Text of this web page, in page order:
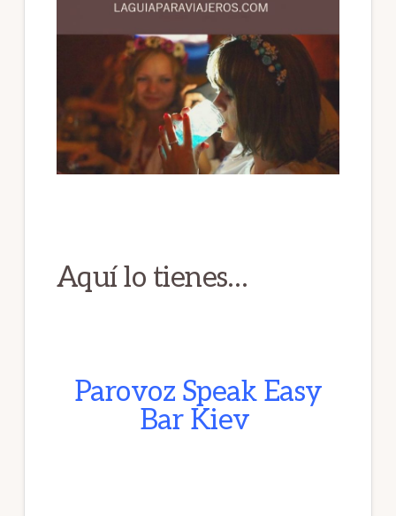
Aquí lo tienes…
Parovoz Speak Easy
Bar Kiev